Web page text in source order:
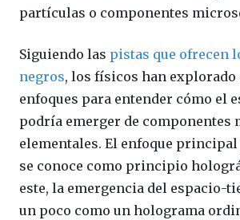
partículas o componentes
Siguiendo las pistas que ofrecen
negros, los físicos han explorado
enfoques para entender cómo el
podría emerger de componentes
elementales. El enfoque principal
se conoce como principio
este, la emergencia del espacio-
un poco como un holograma